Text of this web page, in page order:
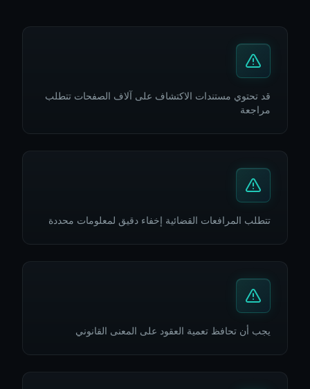
قد تحتوي مستندات الاكتشاف على آلاف الصفحات تتطلب
مراجعة
تتطلب المرافعات القضائية إخفاء دقيق لمعلومات محددة
يجب أن تحافظ تعمية العقود على المعنى القانوني